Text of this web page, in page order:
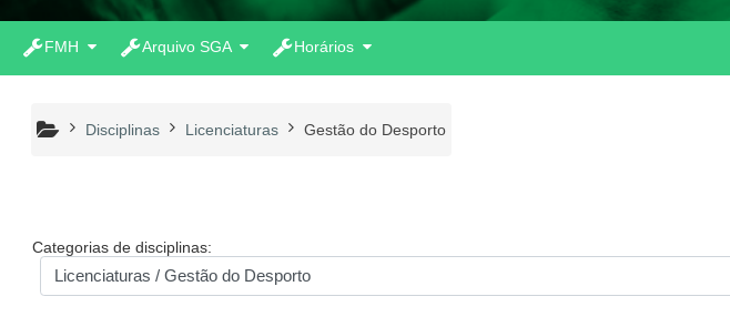
Moodle.com
FMH Arquivo SGA Horários
Disciplinas Licenciaturas Gestão do Desporto
Categorias de disciplinas: